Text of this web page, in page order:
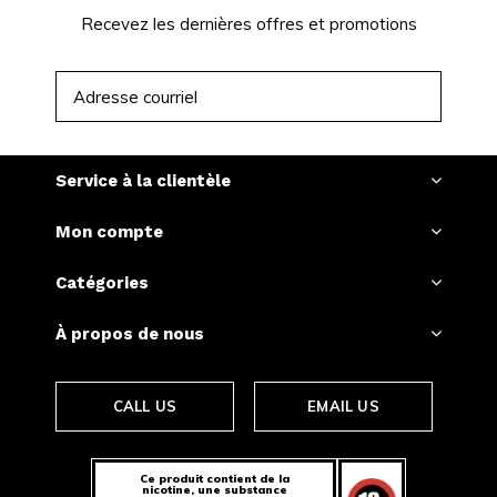
Recevez les dernières offres et promotions
Service à la clientèle
Mon compte
Catégories
À propos de nous
CALL US EMAIL US
Ce produit contient de la
nicotine, une substance